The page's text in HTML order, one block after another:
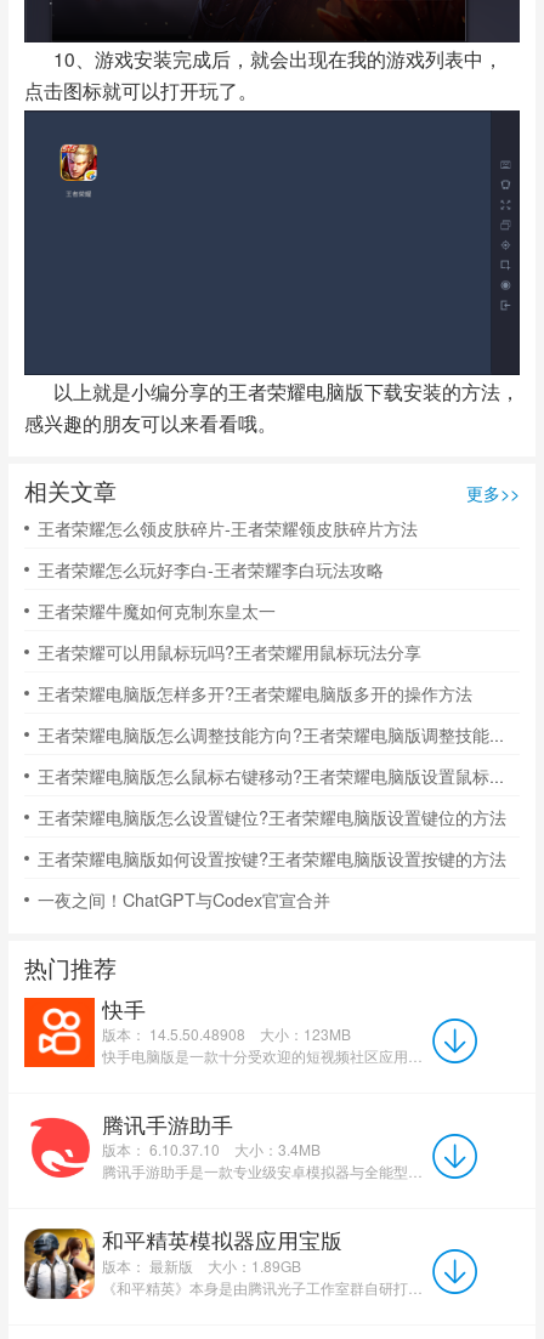
10、游戏安装完成后，就会出现在我的游戏列表中，
点击图标就可以打开玩了。
以上就是小编分享的王者荣耀电脑版下载安装的方法，
感兴趣的朋友可以来看看哦。
相关文章
更多>>
王者荣耀怎么领皮肤碎片-王者荣耀领皮肤碎片方法
王者荣耀怎么玩好李白-王者荣耀李白玩法攻略
王者荣耀牛魔如何克制东皇太一
王者荣耀可以用鼠标玩吗?王者荣耀用鼠标玩法分享
王者荣耀电脑版怎样多开?王者荣耀电脑版多开的操作方法
王者荣耀电脑版怎么调整技能方向?王者荣耀电脑版调整技能方向的方法
王者荣耀电脑版怎么鼠标右键移动?王者荣耀电脑版设置鼠标右键移动的方法
王者荣耀电脑版怎么设置键位?王者荣耀电脑版设置键位的方法
王者荣耀电脑版如何设置按键?王者荣耀电脑版设置按键的方法
一夜之间！ChatGPT与Codex官宣合并
热门推荐
快手
版本： 14.5.50.48908
大小：123MB
腾讯手游助手
版本： 6.10.37.10
大小：3.4MB
腾讯手游助手是一款专业级安卓模拟器与全能型手游平台。它采用业界领先的虚拟化技术与自研游戏模拟引擎，完...
和平精英模拟器应用宝版
版本： 最新版
大小：1.89GB
《和平精英》本身是由腾讯光子工作室群自研打造的反恐军事竞赛体验类型的国产手游，使用虚幻4引擎研发，其玩...